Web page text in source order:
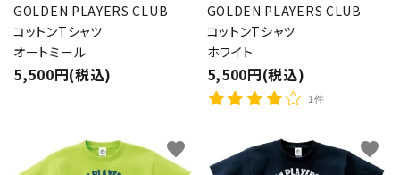
GOLDEN PLAYERS CLUB
コットンTシャツ
オートミール
5,500円(税込)
GOLDEN PLAYERS CLUB
コットンTシャツ
ホワイト
5,500円(税込)
1件
favorite favorite